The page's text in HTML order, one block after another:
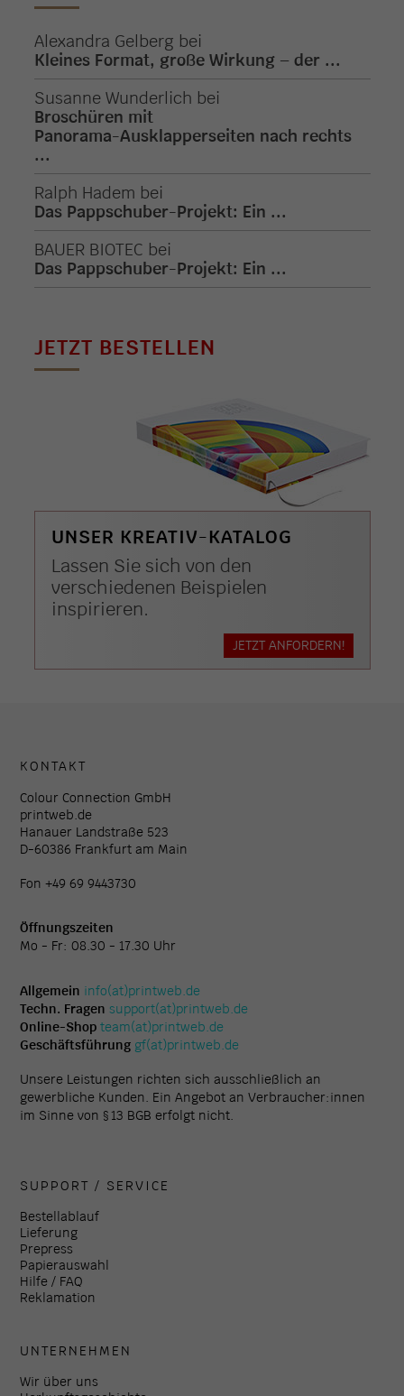
Alexandra Gelberg bei
Kleines Format, große Wirkung – der ...
Susanne Wunderlich bei
Broschüren mit
Panorama-Ausklapperseiten nach rechts
...
Ralph Hadem bei
Das Pappschuber-Projekt: Ein ...
BAUER BIOTEC bei
Das Pappschuber-Projekt: Ein ...
JETZT BESTELLEN
UNSER KREATIV-KATALOG
Lassen Sie sich von den
verschiedenen Beispielen
inspirieren.
JETZT ANFORDERN!
KONTAKT
Colour Connection GmbH
printweb.de
Hanauer Landstraße 523
D-60386 Frankfurt am Main
Fon +49 69 9443730
Öffnungszeiten
Mo - Fr: 08.30 - 17.30 Uhr
Allgemein info(at)printweb.de
Techn. Fragen support(at)printweb.de
Online-Shop team(at)printweb.de
Geschäftsführung gf(at)printweb.de
Unsere Leistungen richten sich ausschließlich an
gewerbliche Kunden. Ein Angebot an Verbraucher:innen
im Sinne von § 13 BGB erfolgt nicht.
SUPPORT / SERVICE
Bestellablauf
Lieferung
Prepress
Papierauswahl
Hilfe / FAQ
Reklamation
UNTERNEHMEN
Wir über uns